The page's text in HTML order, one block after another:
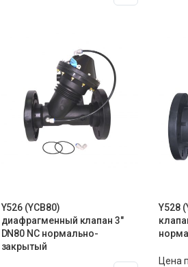
Y526 (YCB80)
диафрагменный клапан 3″
DN80 NC нормально-
закрытый
Y528
Цена